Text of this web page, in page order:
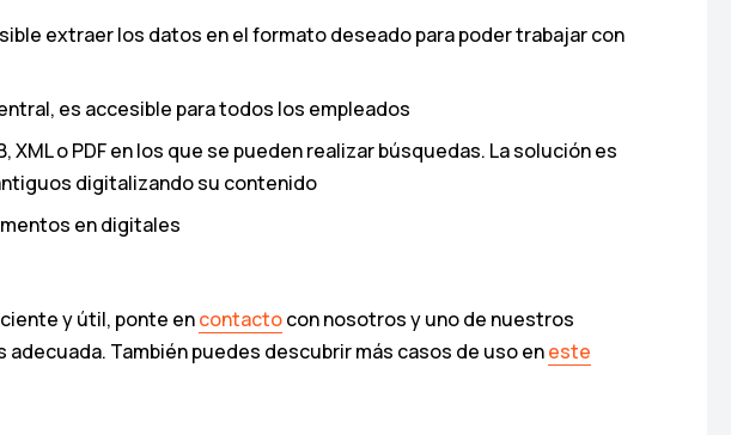
extraer los datos en el formato deseado para poder trabajar con
es accesible para todos los empleados
o PDF en los que se pueden realizar búsquedas. La solución es
digitalizando su contenido
en digitales
y útil, ponte encontactocon nosotros y uno de nuestros
También puedes descubrir más casos de uso eneste